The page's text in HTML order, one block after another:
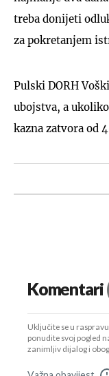
treba donijeti
za pokretanjem
Pulski DORH
ubojstva, a
kazna zatvora od
Komentari
Uključite se u
ponudite svoj pogled
zanimljiv dijalog i